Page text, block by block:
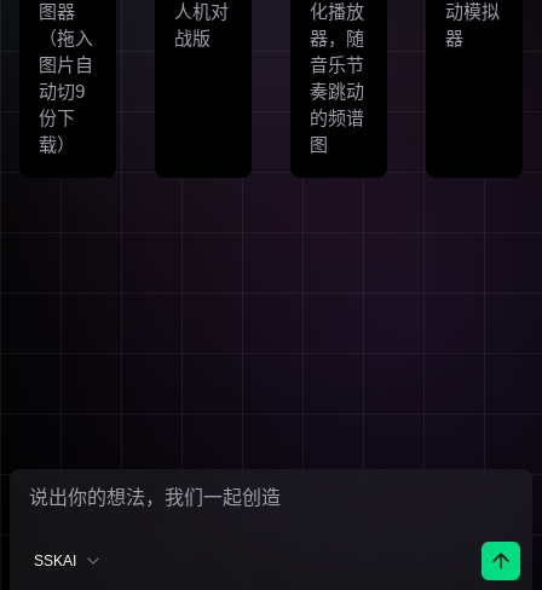
图器
（拖入
图片自
动切9
份下
载）
人机对
战版
化播放
器，随
音乐节
奏跳动
的频谱
图
动模拟
器
SSKAI